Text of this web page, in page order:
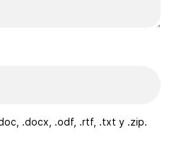
.docx, .odf, .rtf, .txt y .zip.